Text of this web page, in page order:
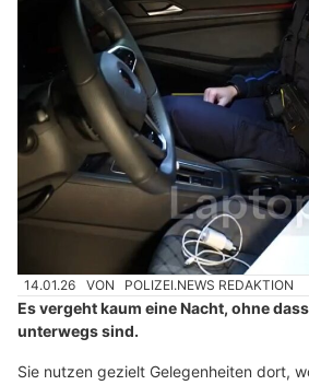
14.01.26 VON POLIZEI.NEWS REDAKTION
Es vergeht kaum eine Nacht, ohne
unterwegs sind.
Sie nutzen gezielt Gelegenheiten dort,